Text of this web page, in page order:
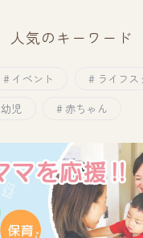
人気のキーワード
イベント
ライフ
幼児 赤ちゃん